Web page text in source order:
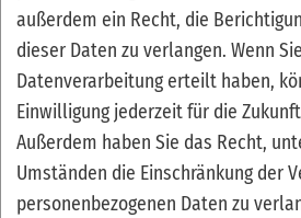
außerdem ein Recht, die
dieser Daten zu verlangen. Wenn
Datenverarbeitung erteilt haben,
Einwilligung jederzeit für die
Außerdem haben Sie das Recht,
Umständen die Einschränkung der
personenbezogenen Daten zu